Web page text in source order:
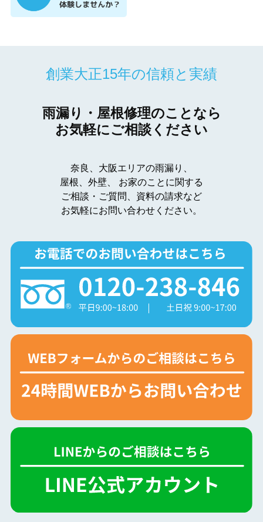
創業大正15年の信頼と実績
雨漏り・屋根修理のことなら
お気軽にご相談ください
奈良、大阪エリアの雨漏り、
屋根、外壁、
お家のことに関する
ご相談・ご質問、資料の請求など
お気軽にお問い合わせください。